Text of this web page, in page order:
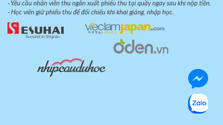
- Yêu cầu nhân viên thu ngân xuất phiếu thu tại quầy ngay sau khi nộp tiền.
- Học viên giữ phiếu thu để đối chiếu khi khai giảng, nhập học.